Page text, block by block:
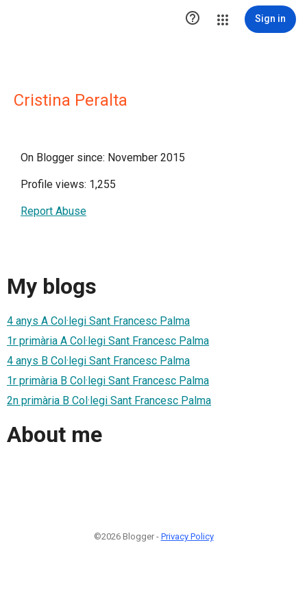
 Sign in
Cristina Peralta
On Blogger since: November 2015
Profile views: 1,255
Report Abuse
My blogs
4 anys A Col·legi Sant Francesc Palma
1r primària A Col·legi Sant Francesc Palma
4 anys B Col·legi Sant Francesc Palma
1r primària B Col·legi Sant Francesc Palma
2n primària B Col·legi Sant Francesc Palma
About me
©2026 Blogger - Privacy Policy